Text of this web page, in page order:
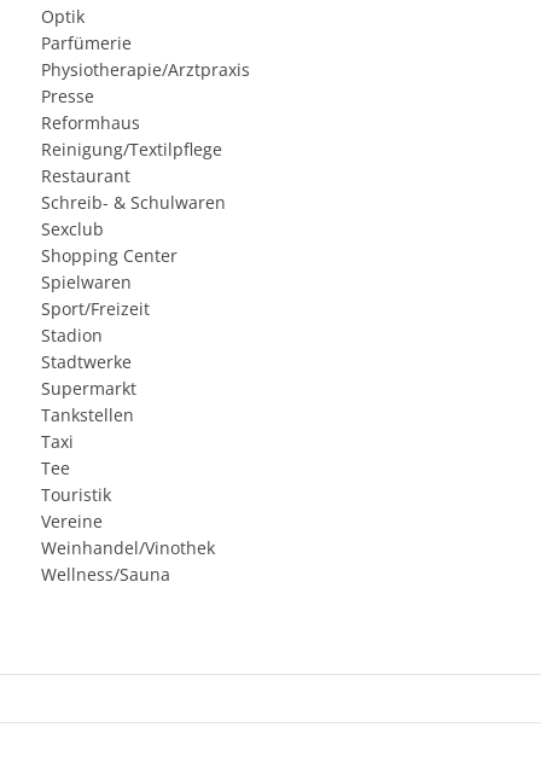
Optik
Parfümerie
Physiotherapie/Arztpraxis
Presse
Reformhaus
Reinigung/Textilpflege
Restaurant
Schreib- & Schulwaren
Sexclub
Shopping Center
Spielwaren
Sport/Freizeit
Stadion
Stadtwerke
Supermarkt
Tankstellen
Taxi
Tee
Touristik
Vereine
Weinhandel/Vinothek
Wellness/Sauna